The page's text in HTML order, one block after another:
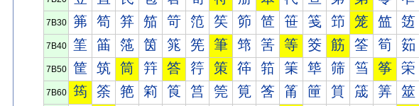
7B30 笰 笱 笲 笳 笴 笵 笶 笷 笸 笹 笺 笻 笼 笽 笾
7B40 筀 筁 筂 筃 筄 筅 筆 筇 筈 等 筊 筋 筌 筍 筎
7B50 筐 筑 筒 筓 答 筕 策 筗 筘 筙 筚 筛 筜 筝 筞
7B60 筠 筡 筢 筣 筤 筥 筦 筧 筨 筩 筪 筫 筬 筭 筮